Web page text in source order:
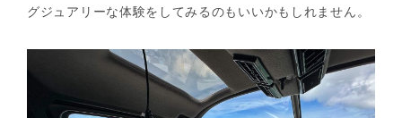
グジュアリーな体験をしてみるのもいいかもしれません。